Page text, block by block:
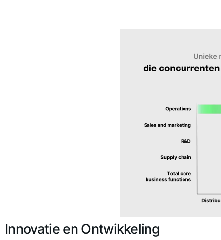
Innovatie en Ontwikkeling